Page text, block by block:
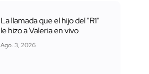
La llamada que el hijo del "R1"
le hizo a Valeria en vivo
Ago. 3, 2026